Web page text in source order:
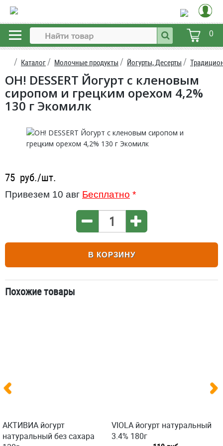
0
Каталог Молочные продукты Йогурты, Десерты
OH! DESSERT Йогурт с кленовым
сиропом и грецким орехом 4,2%
130 г Экомилк
75 руб./шт.
Привезем 10 авг Бесплатно *
В КОРЗИНУ
Похожие товары
АКТИВИА йогурт
натуральный без сахара
VIOLA йогурт натуральный
3.4% 180г